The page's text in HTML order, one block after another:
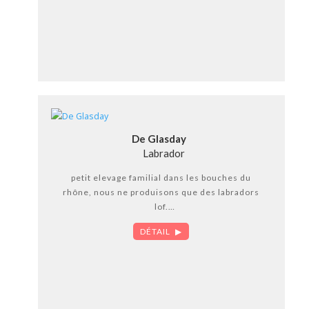
De Glasday
Labrador
petit elevage familial dans les bouches du
rhône, nous ne produisons que des labradors
lof.
nos reproducteurs sont indemnes tares
oculaires, hanches, coudes
DÉTAIL